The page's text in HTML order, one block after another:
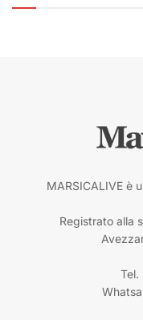
MARSICALIVE è
Registrato alla
Tel.